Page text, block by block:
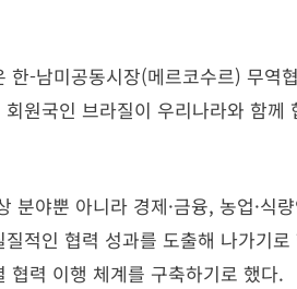
한-남미공동시장(메르코수르) 무역
원국인 브라질이 우리나라와 함
분야뿐 아니라 경제·금융, 농업·식
질적인 협력 성과를 도출해 나가기
협력 이행 체계를 구축하기로 했다.